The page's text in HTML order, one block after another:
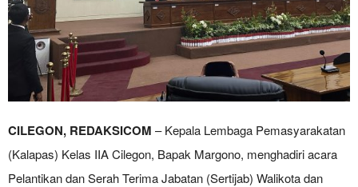
CILEGON, REDAKSICOM – Kepala Lembaga Pemasyarakatan
(Kalapas) Kelas IIA Cilegon, Bapak Margono, menghadiri acara
Pelantikan dan Serah Terima Jabatan (Sertijab) Walikota dan